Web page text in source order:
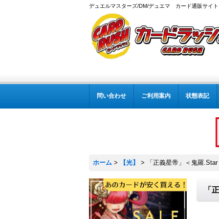
デュエルマスターズ/DM/デュエマ カード通販サイト
問い合わせ ご利用案内 状態表記
ホーム > 【光】 > 「正義星帝」＜鬼羅
「